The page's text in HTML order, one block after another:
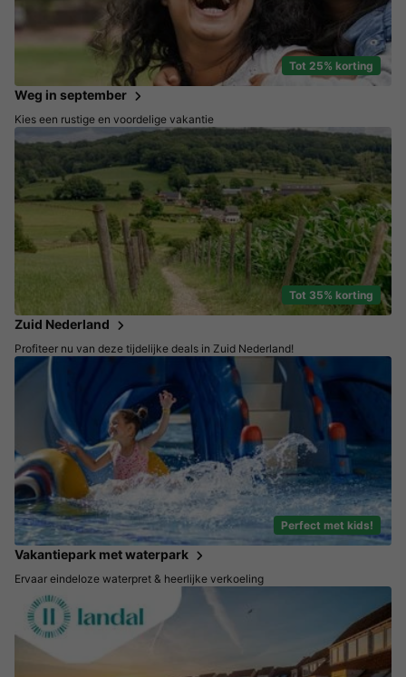
Tot 25% korting
Weg in september
Kies een rustige en voordelige vakantie
Tot 35% korting
Zuid Nederland
Profiteer nu van deze tijdelijke deals in Zuid Nederland!
Perfect met kids!
Vakantiepark met waterpark
Ervaar eindeloze waterpret & heerlijke verkoeling